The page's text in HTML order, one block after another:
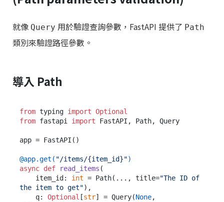
就像 Query 用於驗證查詢參數，FastAPI 提供了 Path
類別來驗證路徑參數。
導入 Path
from typing import Optional
from fastapi import FastAPI, Path, Query
app = FastAPI()
@app.get( "/items/{item_id}")
async def read_items (
    item_id:
int = Path( ..., title="The ID of
the item to get"),
    q:
Optional [str] = Query(None,